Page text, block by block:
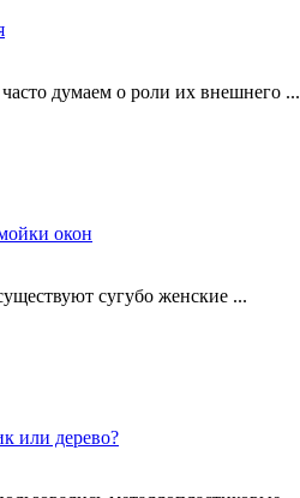
думаем о роли их внешнего ...
окон
сугубо женские ...
или дерево?